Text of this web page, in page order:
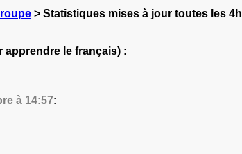
> Statistiques mises à jour toutes les 4h
apprendre le français) :
à 14:57: